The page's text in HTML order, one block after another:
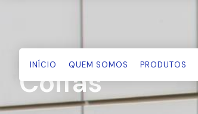
INÍCIO QUEM SOMOS PRODUTOS
Início Produtos
Coifas